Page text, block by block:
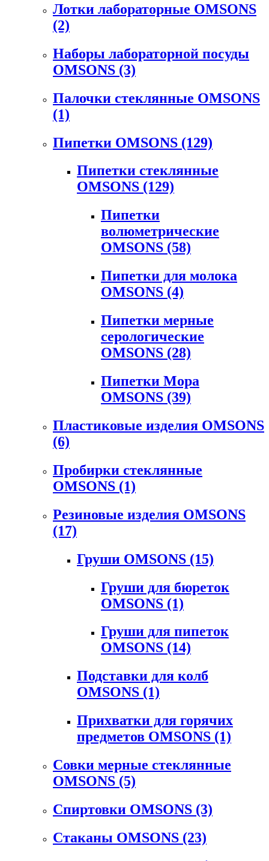
Лотки лабораторные OMSONS
(2)
Наборы лабораторной посуды
OMSONS (3)
Палочки стеклянные OMSONS
(1)
Пипетки OMSONS (129)
Пипетки стеклянные
OMSONS (129)
Пипетки
волюметрические
OMSONS (58)
Пипетки для молока
OMSONS (4)
Пипетки мерные
серологические
OMSONS (28)
Пипетки Мора
OMSONS (39)
Пластиковые изделия OMSONS
(6)
Пробирки стеклянные
OMSONS (1)
Резиновые изделия OMSONS
(17)
Груши OMSONS (15)
Груши для бюреток
OMSONS (1)
Груши для пипеток
OMSONS (14)
Подставки для колб
OMSONS (1)
Прихватки для горячих
предметов OMSONS (1)
Совки мерные стеклянные
OMSONS (5)
Спиртовки OMSONS (3)
Стаканы OMSONS (23)